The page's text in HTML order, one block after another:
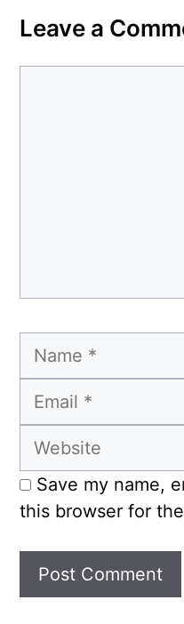
Leave a
Name
Email
Website
Save my name,
this browser for